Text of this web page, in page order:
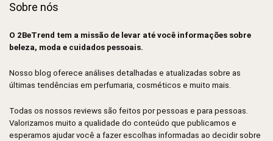
Sobre nós
O 2BeTrend tem a missão de levar até você informações sobre
beleza, moda e cuidados pessoais.
Nosso blog oferece análises detalhadas e atualizadas sobre as
últimas tendências em perfumaria, cosméticos e muito mais.
Todas os nossos reviews são feitos por pessoas e para pessoas.
Valorizamos muito a qualidade do conteúdo que publicamos e
esperamos ajudar você a fazer escolhas informadas ao decidir sobre